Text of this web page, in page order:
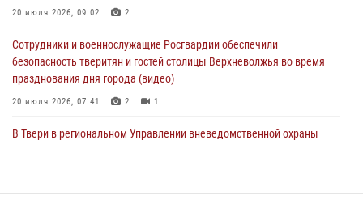
22 июля 2026, 08:35
20 июля 2026, 09:02 2
Сотрудники и военнослужащие Росгвардии обеспечили
безопасность тверитян и гостей столицы Верхневолжья во время
празднования дня города (видео)
20 июля 2026, 07:41 2 1
В Твери в региональном Управлении вневедомственной охраны